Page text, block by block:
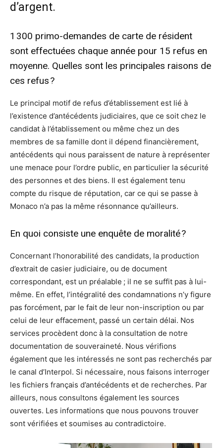
d’argent.
1 300 primo-demandes de carte de résident
sont effectuées chaque année pour 15 refus en
moyenne. Quelles sont les principales raisons de
ces refus ?
Le principal motif de refus d’établissement est lié à
l’existence d’antécédents judiciaires, que ce soit chez le
candidat à l’établissement ou même chez un des
membres de sa famille dont il dépend financièrement,
antécédents qui nous paraissent de nature à représenter
une menace pour l’ordre public, en particulier la sécurité
des personnes et des biens. Il est également tenu
compte du risque de réputation, car ce qui se passe à
Monaco n’a pas la même résonnance qu’ailleurs.
En quoi consiste une enquête de moralité ?
Concernant l’honorabilité des candidats, la production
d’extrait de casier judiciaire, ou de document
correspondant, est un préalable ; il ne se suffit pas à lui-
même. En effet, l’intégralité des condamnations n’y figure
pas forcément, par le fait de leur non-inscription ou par
celui de leur effacement, passé un certain délai. Nos
services procèdent donc à la consultation de notre
documentation de souveraineté. Nous vérifions
également que les intéressés ne sont pas recherchés par
le canal d’Interpol. Si nécessaire, nous faisons interroger
les fichiers français d’antécédents et de recherches. Par
ailleurs, nous consultons également les sources
ouvertes. Les informations que nous pouvons trouver
sont vérifiées et soumises au contradictoire.